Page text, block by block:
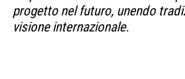
progetto nel futuro, unendo
visione internazionale.